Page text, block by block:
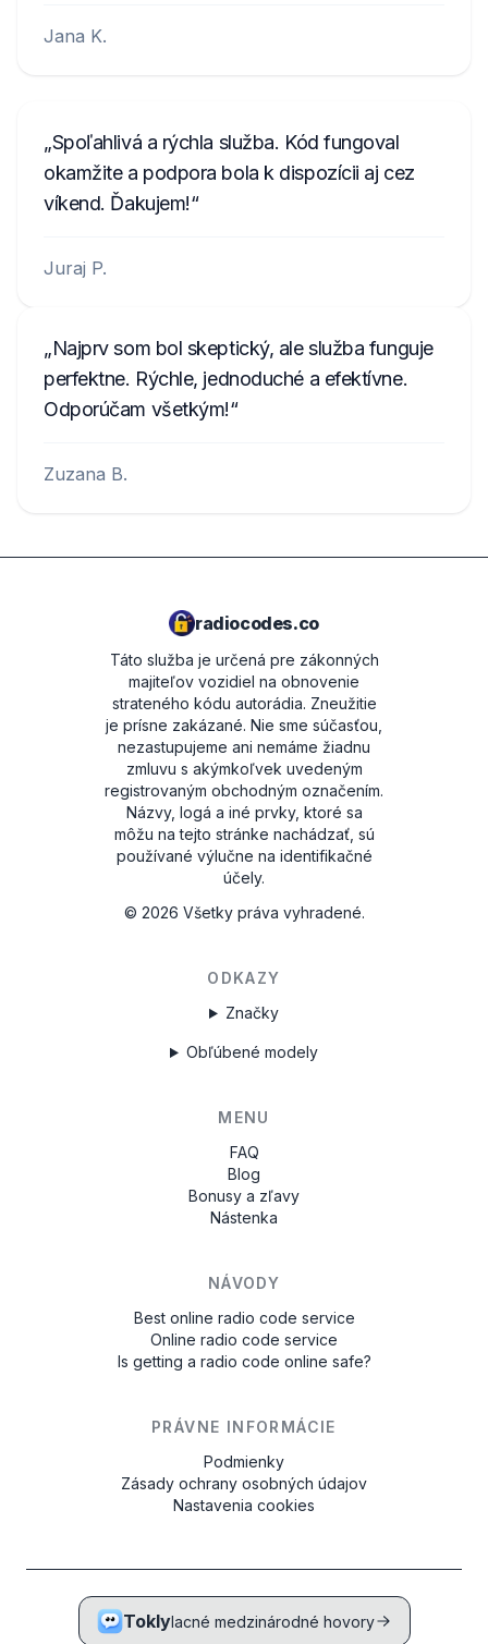
Jana K.
Spoľahlivá a rýchla služba. Kód fungoval
okamžite a podpora bola k dispozícii aj cez
víkend. Ďakujem!
Juraj P.
Najprv som bol skeptický, ale služba funguje
perfektne. Rýchle, jednoduché a efektívne.
Odporúčam všetkým!
Zuzana B.
radiocodes.co
Táto služba je určená pre zákonných
majiteľov vozidiel na obnovenie
strateného kódu autorádia. Zneužitie
je prísne zakázané. Nie sme súčasťou,
nezastupujeme ani nemáme žiadnu
zmluvu s akýmkoľvek uvedeným
registrovaným obchodným označením.
Názvy, logá a iné prvky, ktoré sa
môžu na tejto stránke nachádzať, sú
používané výlučne na identifikačné
účely.
© 2026 Všetky práva vyhradené.
ODKAZY
Značky
Obľúbené modely
MENU
FAQ
Blog
Bonusy a zľavy
Nástenka
NÁVODY
Best online radio code service
Online radio code service
Is getting a radio code online safe?
PRÁVNE INFORMÁCIE
Podmienky
Zásady ochrany osobných údajov
Nastavenia cookies
Toklylacné medzinárodné hovory